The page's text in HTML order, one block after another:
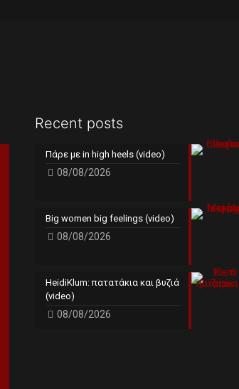
Recent posts
Πάρε με in high heels (video)
08/08/2026
Big women big feelings (video)
08/08/2026
HeidiKlum: πατατάκια και βυζιά
(video)
08/08/2026